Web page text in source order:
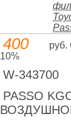
400
руб.
10%
W-343700
PASSO